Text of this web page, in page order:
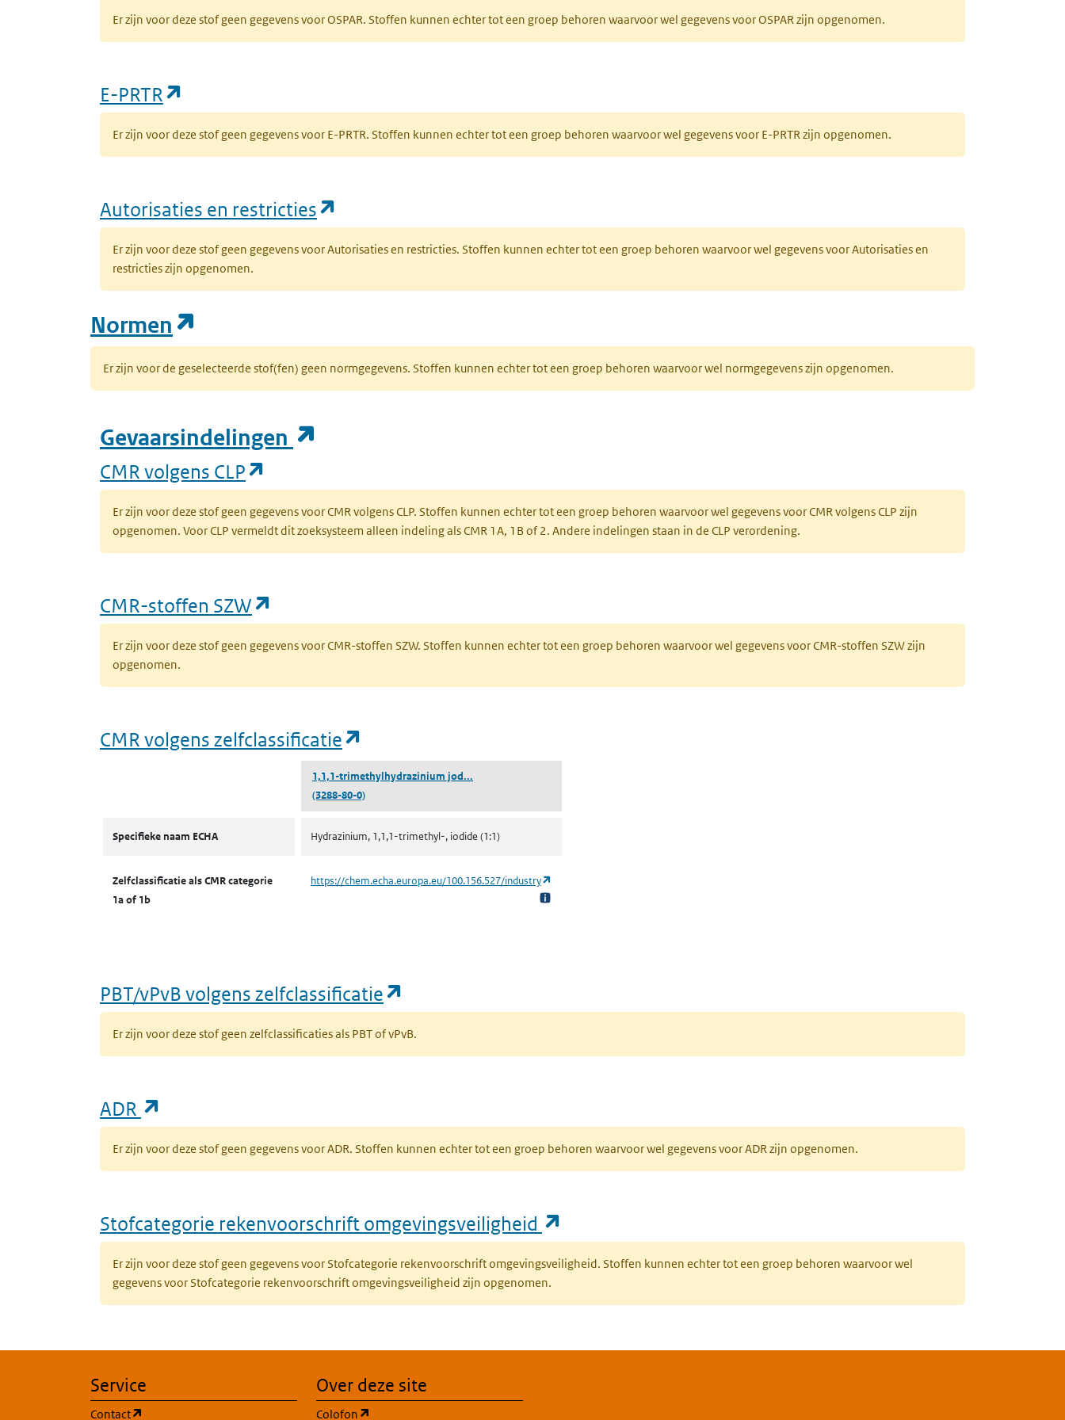
Er zijn voor deze stof geen gegevens voor OSPAR. Stoffen kunnen echter tot een groep behoren waarvoor wel gegevens voor OSPAR zijn opgenomen.
E-PRTR
Er zijn voor deze stof geen gegevens voor E-PRTR. Stoffen kunnen echter tot een groep behoren waarvoor wel gegevens voor E-PRTR zijn opgenomen.
Autorisaties en restricties
Er zijn voor deze stof geen gegevens voor Autorisaties en restricties. Stoffen kunnen echter tot een groep behoren waarvoor wel gegevens voor Autorisaties en
restricties zijn opgenomen.
Normen
Er zijn voor de geselecteerde stof(fen) geen normgegevens. Stoffen kunnen echter tot een groep behoren waarvoor wel normgegevens zijn opgenomen.
Gevaarsindelingen
CMR volgens CLP
Er zijn voor deze stof geen gegevens voor CMR volgens CLP. Stoffen kunnen echter tot een groep behoren waarvoor wel gegevens voor CMR volgens CLP zijn
opgenomen. Voor CLP vermeldt dit zoeksysteem alleen indeling als CMR 1A, 1B of 2. Andere indelingen staan in de CLP verordening.
CMR-stoffen SZW
Er zijn voor deze stof geen gegevens voor CMR-stoffen SZW. Stoffen kunnen echter tot een groep behoren waarvoor wel gegevens voor CMR-stoffen SZW zijn
opgenomen.
CMR volgens zelfclassificatie
1,1,1-trimethylhydrazinium jod...
(3288-80-0)
Specifieke naam ECHA Hydrazinium, 1,1,1-trimethyl-, iodide (1:1)
Zelfclassificatie als CMR categorie
1a of 1b
https://chem.echa.europa.eu/100.156.527/industry
PBT/vPvB volgens zelfclassificatie
Er zijn voor deze stof geen zelfclassificaties als PBT of vPvB.
ADR
Er zijn voor deze stof geen gegevens voor ADR. Stoffen kunnen echter tot een groep behoren waarvoor wel gegevens voor ADR zijn opgenomen.
Stofcategorie rekenvoorschrift omgevingsveiligheid
Er zijn voor deze stof geen gegevens voor Stofcategorie rekenvoorschrift omgevingsveiligheid. Stoffen kunnen echter tot een groep behoren waarvoor wel
gegevens voor Stofcategorie rekenvoorschrift omgevingsveiligheid zijn opgenomen.
Service
Contact
Over deze site
Colofon